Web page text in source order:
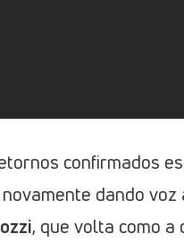
confirmados
novamente dando voz
, que volta como a